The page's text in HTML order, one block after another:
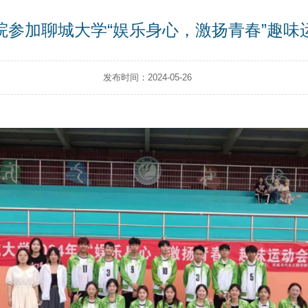
参加聊城大学“娱乐身心，激扬青春”趣味
发布时间：2024-05-26